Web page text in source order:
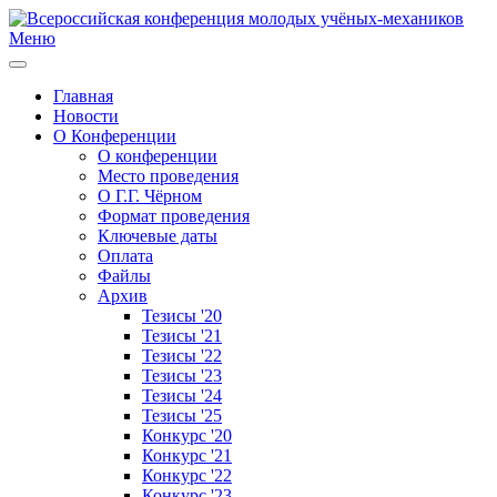
Меню
Главная
Новости
О Конференции
О конференции
Место проведения
О Г.Г. Чёрном
Формат проведения
Ключевые даты
Оплата
Файлы
Архив
Тезисы '20
Тезисы '21
Тезисы '22
Тезисы '23
Тезисы '24
Тезисы '25
Конкурс '20
Конкурс '21
Конкурс '22